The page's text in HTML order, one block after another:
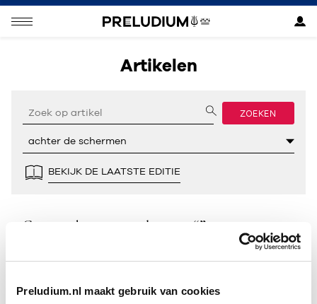
Preludium.nl maakt gebruik van cookies
Artikelen
ZOEKEN
BEKIJK DE LAATSTE EDITIE
Geen resultaten gevonden voor “”.